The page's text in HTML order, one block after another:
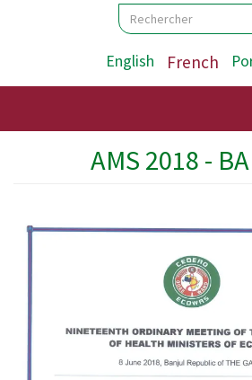
Search
Rechercher
English French
AMS 2018 -